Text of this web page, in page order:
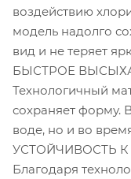
воздействию
модель надолго
вид и не теряет
БЫСТРОЕ
Технологичный
сохраняет форму.
воде, но и во
УСТОЙЧИВОСТЬ
Благодаря